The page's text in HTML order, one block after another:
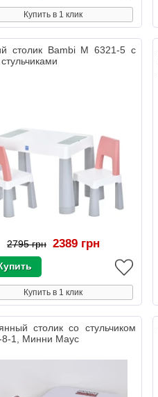
Купить в 1 клик
столик Bambi M 6321-5 с
2795 грн 2389 грн
Купить в 1 клик
столик со стульчиком
8-1, Минни Маус